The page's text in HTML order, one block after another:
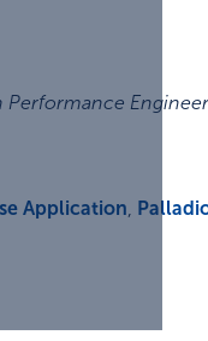
Performance
Application,